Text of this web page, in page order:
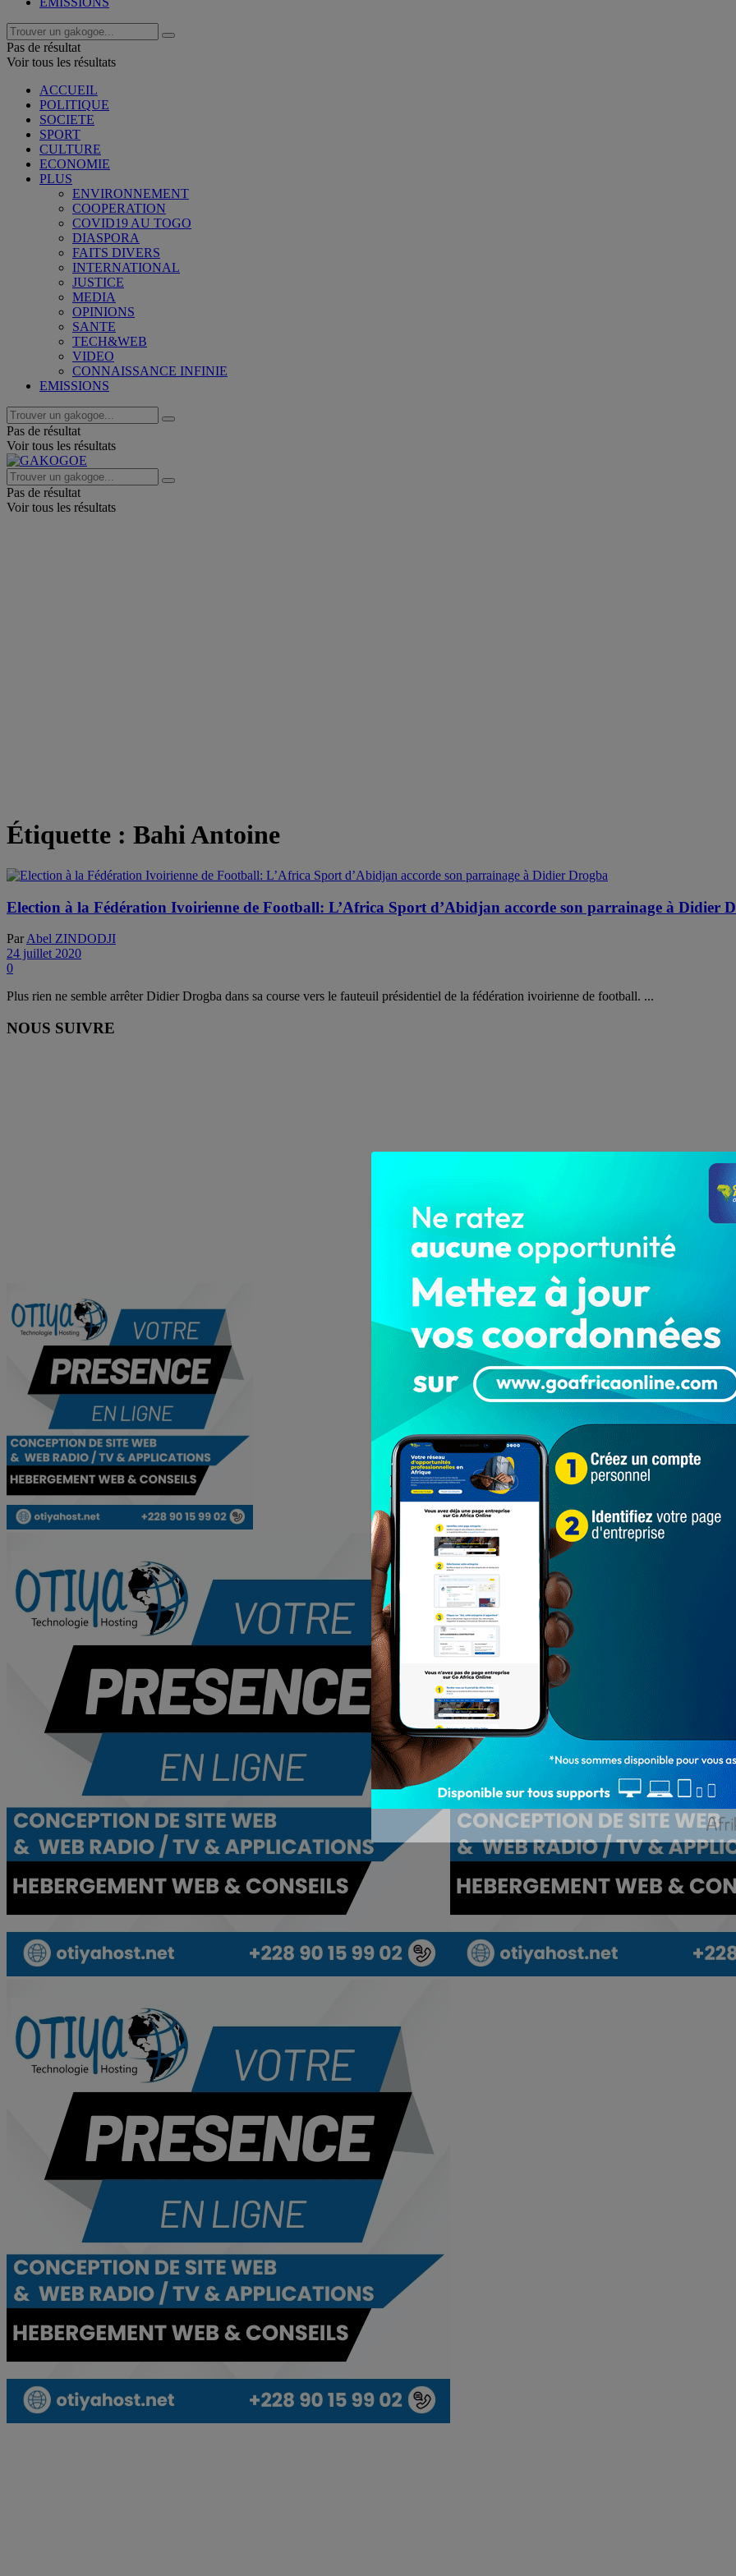
Pas de résultat
Voir tous les résultats
ACCUEIL
POLITIQUE
SOCIETE
SPORT
CULTURE
ECONOMIE
PLUS
ENVIRONNEMENT
COOPERATION
COVID19 AU TOGO
DIASPORA
FAITS DIVERS
INTERNATIONAL
JUSTICE
MEDIA
OPINIONS
SANTE
TECH&WEB
VIDEO
CONNAISSANCE INFINIE
EMISSIONS
Pas de résultat
Voir tous les résultats
Pas de résultat
Voir tous les résultats
Étiquette : Bahi Antoine
Election à la Fédération Ivoirienne de Football: L’Africa Sport d’Abidjan accorde son parrainage à Didier
Par Abel ZINDODJI
24 juillet 2020
0
Plus rien ne semble arrêter Didier Drogba dans sa course vers le fauteuil présidentiel de la fédération ivoirienne de football. ...
NOUS SUIVRE